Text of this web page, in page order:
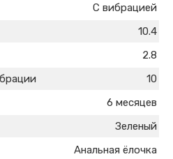
С вибрацией
10.4
2.8
10
6 месяцев
Зеленый
Анальная ёлочка